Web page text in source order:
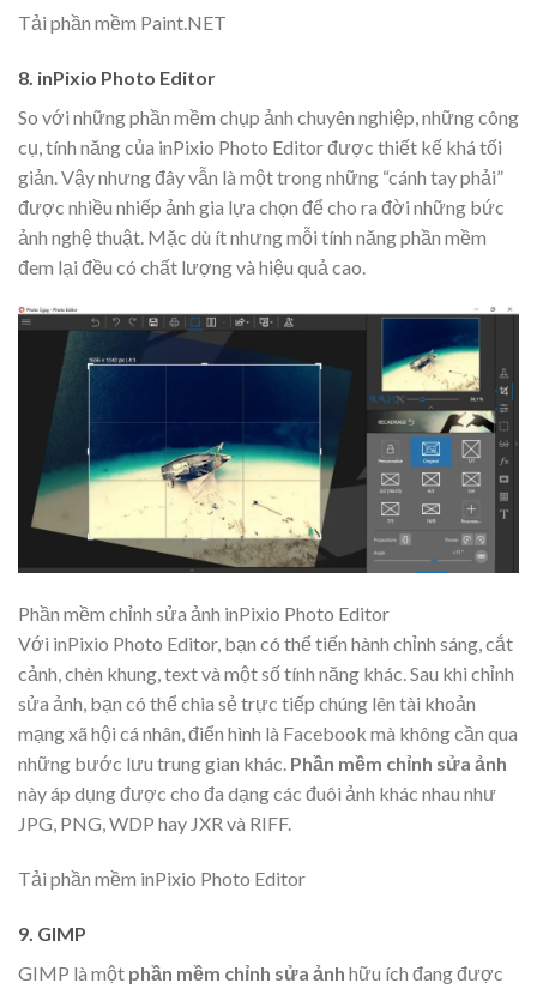
Tải phần mềm Paint.NET
8. inPixio Photo Editor
So với những phần mềm chụp ảnh chuyên nghiệp, những công
cụ, tính năng của inPixio Photo Editor được thiết kế khá tối
giản. Vậy nhưng đây vẫn là một trong những “cánh tay phải”
được nhiều nhiếp ảnh gia lựa chọn để cho ra đời những bức
ảnh nghệ thuật. Mặc dù ít nhưng mỗi tính năng phần mềm
đem lại đều có chất lượng và hiệu quả cao.
Phần mềm chỉnh sửa ảnh inPixio Photo Editor
Với inPixio Photo Editor, bạn có thể tiến hành chỉnh sáng, cắt
cảnh, chèn khung, text và một số tính năng khác. Sau khi chỉnh
sửa ảnh, bạn có thể chia sẻ trực tiếp chúng lên tài khoản
mạng xã hội cá nhân, điển hình là Facebook mà không cần qua
những bước lưu trung gian khác. Phần mềm chỉnh sửa ảnh
này áp dụng được cho đa dạng các đuôi ảnh khác nhau như
JPG, PNG, WDP hay JXR và RIFF.
Tải phần mềm inPixio Photo Editor
9. GIMP
GIMP là một phần mềm chỉnh sửa ảnh hữu ích đang được